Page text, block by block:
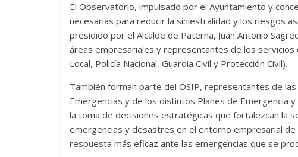
El Observatorio, impulsado por el Ayuntamiento y
necesarias para reducir la siniestralidad y los riesgos
presidido por el Alcalde de Paterna, Juan Antonio
áreas empresariales y representantes de los
Local, Policía Nacional, Guardia Civil y Protección Civil).
También forman parte del OSIP, representantes de
Emergencias y de los distintos Planes de Emergencia
la toma de decisiones estratégicas que fortalezcan la
emergencias y desastres en el entorno empresarial
respuesta más eficaz ante las emergencias que se